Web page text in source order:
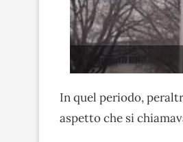
In quel periodo,
aspetto che si